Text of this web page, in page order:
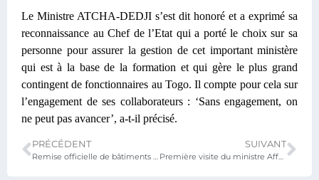
Le Ministre ATCHA-DEDJI s’est dit honoré et a exprimé sa
reconnaissance au Chef de l’Etat qui a porté le choix sur sa
personne pour assurer la gestion de cet important ministère
qui est à la base de la formation et qui gère le plus grand
contingent de fonctionnaires au Togo. Il compte pour cela sur
l’engagement de ses collaborateurs : ‘Sans engagement, on
ne peut pas avancer’, a-t-il précisé.
PRÉCÉDENT
Remise officielle de bâtiments et manuels pédagogiques dans le cadre du PUDC L’Etat togolais et le PNUD engagés pour l’amélioration de la qualité de l’enseignement
SUIVANT
Première visite du ministre Affoh ATCHA-DEDJI dans les établissements scolaires